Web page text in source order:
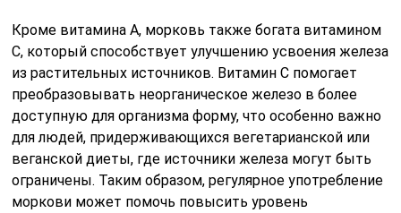
Кроме витамина А, морковь также богата витамином
C, который способствует улучшению усвоения железа
из растительных источников. Витамин C помогает
преобразовывать неорганическое железо в более
доступную для организма форму, что особенно важно
для людей, придерживающихся вегетарианской или
веганской диеты, где источники железа могут быть
ограничены. Таким образом, регулярное употребление
моркови может помочь повысить уровень